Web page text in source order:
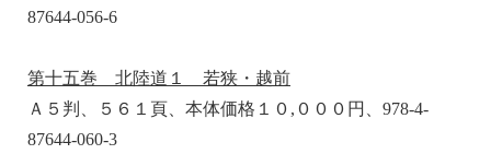
87644-056-6
第十五巻 北陸道１ 若狭・越前
Ａ５判、５６１頁、本体価格１０,０００円、978-4-
87644-060-3